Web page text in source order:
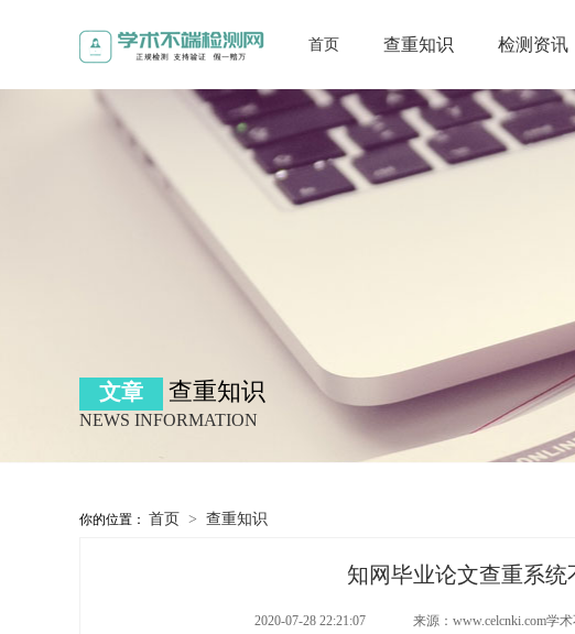
首页 查重知识 检测资讯
文章 查重知识
NEWS INFORMATION
你的位置： 首页 > 查重知识
知网毕业论文查重系统
2020-07-28 22:21:07 来源：www.celcnki.com学